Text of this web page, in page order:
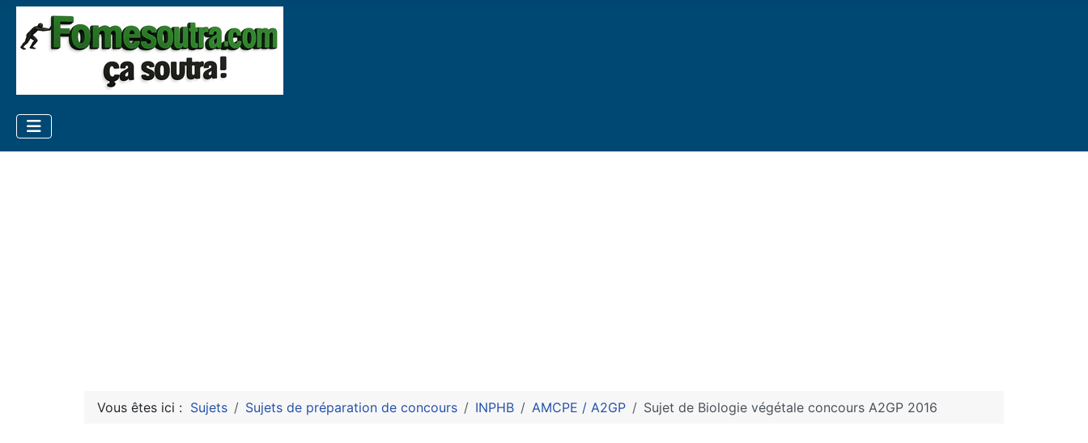
Vous êtes ici : Sujets Sujets de préparation de concours INPHB AMCPE / A2GP Sujet de Biologie végétale concours A2GP 2016